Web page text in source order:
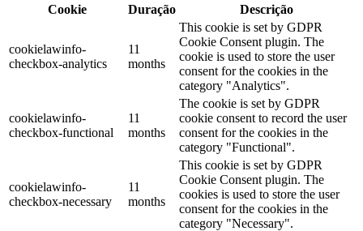
Cookie
Duração Descrição
cookielawinfo-
checkbox-analytics
11
months
This cookie is set by GDPR
Cookie Consent plugin. The
cookie is used to store the user
consent for the cookies in the
category "Analytics".
cookielawinfo-
checkbox-functional
11
months
The cookie is set by GDPR
cookie consent to record the user
consent for the cookies in the
category "Functional".
cookielawinfo-
checkbox-necessary
11
months
This cookie is set by GDPR
Cookie Consent plugin. The
cookies is used to store the user
consent for the cookies in the
category "Necessary".